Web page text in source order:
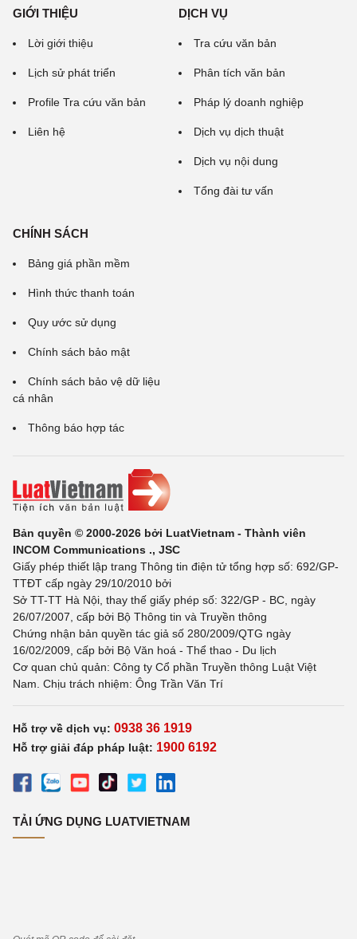
GIỚI THIỆU
Lời giới thiệu
Lịch sử phát triển
Profile Tra cứu văn bản
Liên hệ
DỊCH VỤ
Tra cứu văn bản
Phân tích văn bản
Pháp lý doanh nghiệp
Dịch vụ dịch thuật
Dịch vụ nội dung
Tổng đài tư vấn
CHÍNH SÁCH
Bảng giá phần mềm
Hình thức thanh toán
Quy ước sử dụng
Chính sách bảo mật
Chính sách bảo vệ dữ liệu
cá nhân
Thông báo hợp tác
Bản quyền © 2000-2026 bởi LuatVietnam - Thành viên
INCOM Communications ., JSC
Giấy phép thiết lập trang Thông tin điện tử tổng hợp số: 692/GP-
TTĐT cấp ngày 29/10/2010 bởi
Sở TT-TT Hà Nội, thay thế giấy phép số: 322/GP - BC, ngày
26/07/2007, cấp bởi Bộ Thông tin và Truyền thông
Chứng nhận bản quyền tác giả số 280/2009/QTG ngày
16/02/2009, cấp bởi Bộ Văn hoá - Thể thao - Du lịch
Cơ quan chủ quản: Công ty Cổ phần Truyền thông Luật Việt
Nam. Chịu trách nhiệm: Ông Trần Văn Trí
Hỗ trợ về dịch vụ: 0938 36 1919
Hỗ trợ giải đáp pháp luật: 1900 6192
TẢI ỨNG DỤNG LUATVIETNAM